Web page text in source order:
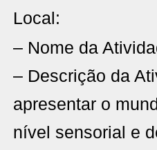
Local:
– Nome da
– Descrição da
apresentar o
nível sensorial e